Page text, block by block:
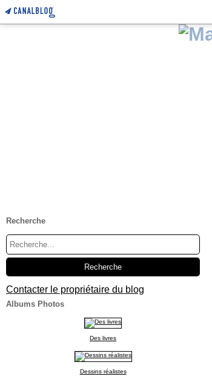
Recherche
Contacter le propriétaire du blog
Albums Photos
Des livres
Dessins réalistes